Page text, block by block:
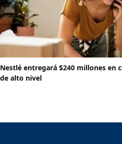
Nestlé entregará $240 millones en
de alto nivel